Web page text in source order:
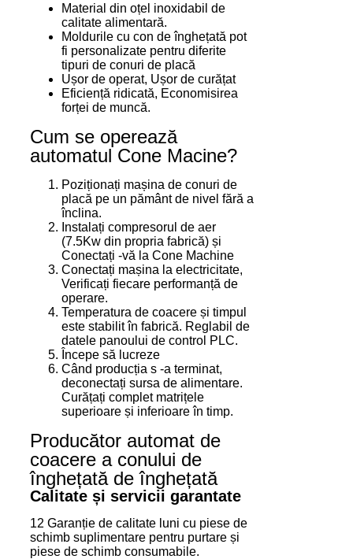
Material din oțel inoxidabil de
calitate alimentară.
Moldurile cu con de înghețată pot
fi personalizate pentru diferite
tipuri de conuri de placă
Ușor de operat, Ușor de curățat
Eficiență ridicată, Economisirea
forței de muncă.
Cum se operează
automatul Cone Macine?
Poziționați mașina de conuri de
placă pe un pământ de nivel fără a
înclina.
Instalați compresorul de aer
(7.5Kw din propria fabrică) și
Conectați -vă la Cone Machine
Conectați mașina la electricitate,
Verificați fiecare performanță de
operare.
Temperatura de coacere și timpul
este stabilit în fabrică. Reglabil de
datele panoului de control PLC.
Începe să lucreze
Când producția s -a terminat,
deconectați sursa de alimentare.
Curățați complet matrițele
superioare și inferioare în timp.
Producător automat de
coacere a conului de
înghețată de înghețată
Calitate și servicii garantate
12 Garanție de calitate luni cu piese de
schimb suplimentare pentru purtare și
piese de schimb consumabile.